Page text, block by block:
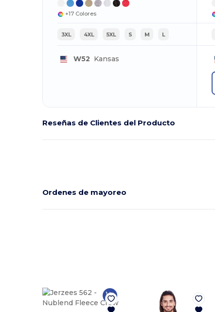
+17 Colores
3XL 4XL 5XL S M L
W52 Kansas
Reseñas de Clientes del Producto
Ordenes de mayoreo